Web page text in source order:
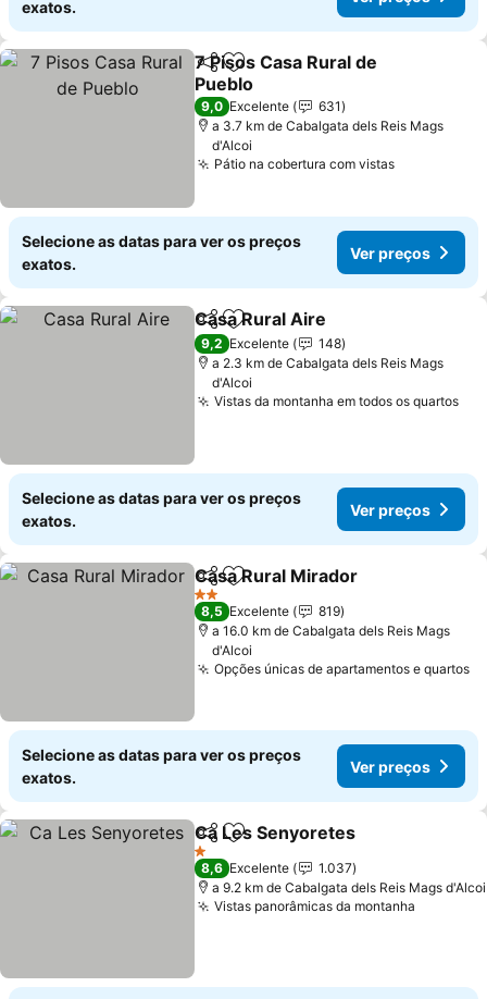
exatos.
PartilharAdicionar aos favoritos
7 Pisos Casa Rural de
Pueblo
Ver preços
9,0 Excelente
631
a 3.7 km de Cabalgata dels Reis Mags
d'Alcoi
Pátio na cobertura com vistasVer preços
Selecione as datas para ver os preços
exatos.
Ver preços
PartilharAdicionar aos favoritos
Casa Rural Aire
9,2 Excelente
148
a 2.3 km de Cabalgata dels Reis Mags
d'Alcoi
Vistas da montanha em todos os quartos
Selecione as datas para ver os preços
exatos.
Ver preços
PartilharAdicionar aos favoritos
Casa Rural Mirador
2 Estrelas
8,5 Excelente
819
a 16.0 km de Cabalgata dels Reis Mags
d'Alcoi
Opções únicas de apartamentos e quartos
Selecione as datas para ver os preços
exatos.
Ver preços
PartilharAdicionar aos favoritos
Ca Les Senyoretes
1 Estrelas
8,6 Excelente
1.037
a 9.2 km de Cabalgata dels Reis Mags d'Alcoi
Vistas panorâmicas da montanha